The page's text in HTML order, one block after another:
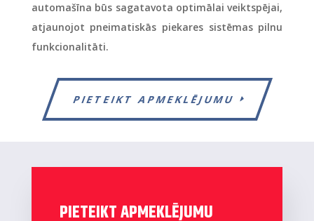
automašīna būs sagatavota optimālai veiktspējai,
atjaunojot pneimatiskās piekares sistēmas pilnu
funkcionalitāti.
PIETEIKT APMEKLĒJUMU
PIETEIKT APMEKLĒJUMU